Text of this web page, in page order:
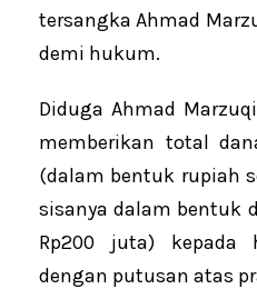
tersangka Ahmad
demi hukum.
Diduga Ahmad
memberikan total
(dalam bentuk rupiah
sisanya dalam bentuk
Rp200 juta) kepada
dengan putusan atas